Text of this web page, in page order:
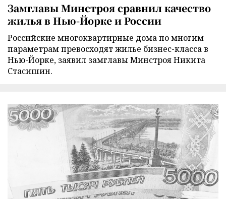
Замглавы Минстроя сравнил качество
жилья в Нью-Йорке и России
Российские многоквартирные дома по многим
параметрам превосходят жилье бизнес-класса в
Нью-Йорке, заявил замглавы Минстроя Никита
Стасишин.